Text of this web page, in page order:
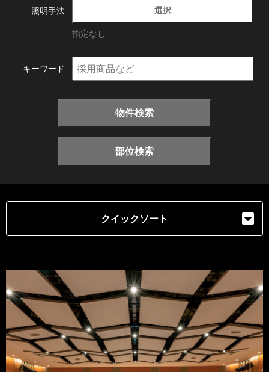
照明手法 選択
指定なし
キーワード
物件検索
部位検索
クイックソート